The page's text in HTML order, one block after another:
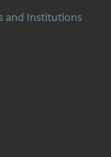
and Institutions